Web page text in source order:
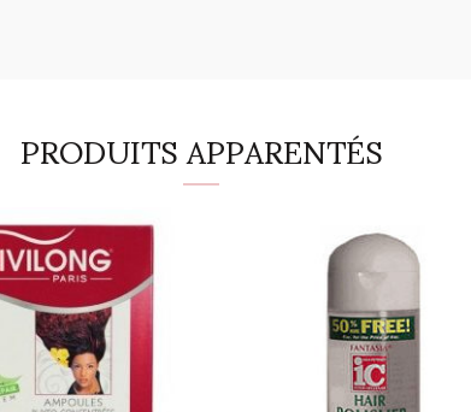
PRODUITS APPARENTÉS